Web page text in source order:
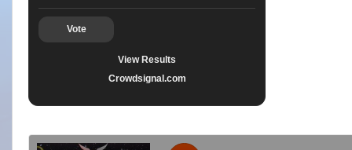
Vote
View Results
Crowdsignal.com